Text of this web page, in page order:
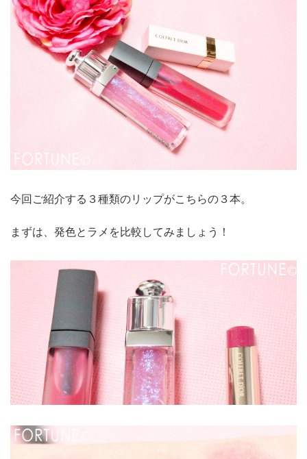
今回ご紹介する３種類のリップがこちらの３本。
まずは、発色とラメを比較してみましょう！